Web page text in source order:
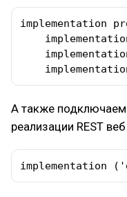
implementation
А также
реализации REST
implementation